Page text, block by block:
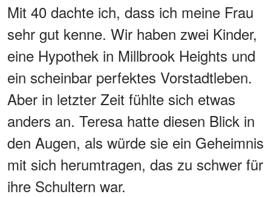
Mit 40 dachte ich, dass ich meine Frau
sehr gut kenne. Wir haben zwei Kinder,
eine Hypothek in Millbrook Heights und
ein scheinbar perfektes Vorstadtleben.
Aber in letzter Zeit fühlte sich etwas
anders an. Teresa hatte diesen Blick in
den Augen, als würde sie ein Geheimnis
mit sich herumtragen, das zu schwer für
ihre Schultern war.